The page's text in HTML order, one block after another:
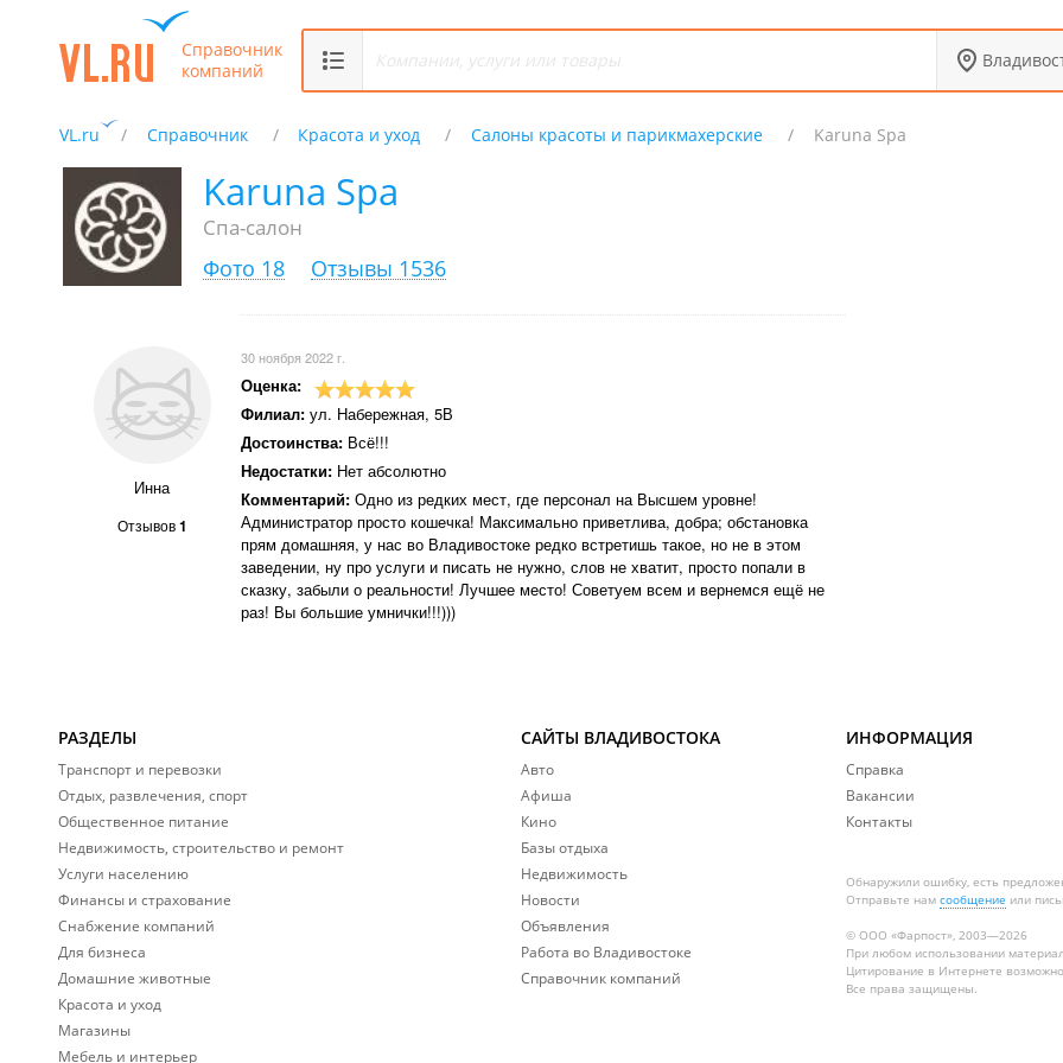
Справочник
компаний
VL.ru Справочник Красота и уход Салоны красоты и парикмахерские Karuna Spa
Karuna Spa
Спа-салон
Фото 18 Отзывы 1536
Инна
Отзывов1
30 ноября 2022 г.
Оценка:
Филиал: ул. Набережная, 5В
Достоинства: Всё!!!
Недостатки: Нет абсолютно
Комментарий: Одно из редких мест, где персонал на Высшем уровне!
Администратор просто кошечка! Максимально приветлива, добра; обстановка
прям домашняя, у нас во Владивостоке редко встретишь такое, но не в этом
заведении, ну про услуги и писать не нужно, слов не хватит, просто попали в
сказку, забыли о реальности! Лучшее место! Советуем всем и вернемся ещё не
раз! Вы большие умнички!!!)))
РАЗДЕЛЫ
Транспорт и перевозки
Отдых, развлечения, спорт
Общественное питание
Недвижимость, строительство и ремонт
Услуги населению
Финансы и страхование
Снабжение компаний
Для бизнеса
Домашние животные
Красота и уход
Магазины
Мебель и интерьер
САЙТЫ ВЛАДИВОСТОКА
Авто
Афиша
Кино
Базы отдыха
Недвижимость
Новости
Объявления
Работа во Владивостоке
Справочник компаний
ИНФОРМАЦИЯ
Справка
Вакансии
Контакты
Обнаружили ошибку, есть
Отправьте нам сообщение или
© ООО «Фарпост», 2003—2026
При любом использовании
Цитирование в Интернете
Все права защищены.